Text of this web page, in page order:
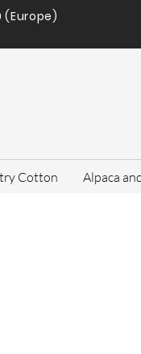
Cotton Alpaca